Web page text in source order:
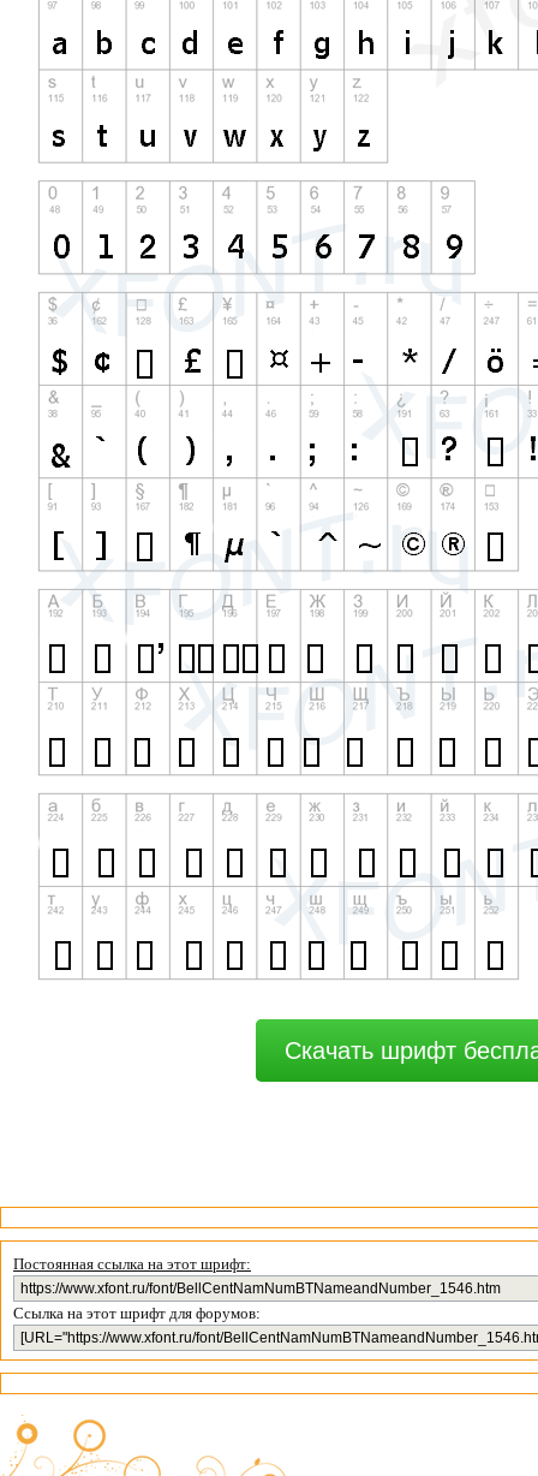
Скачать шрифт
Постоянная ссылка на этот шрифт:
Ссылка на этот шрифт для форумов: